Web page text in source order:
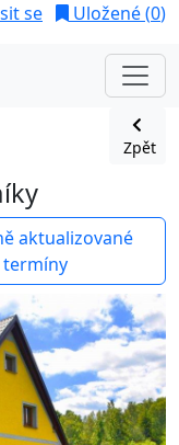
se Uložené (0)
Zpět
aktualizované
termíny